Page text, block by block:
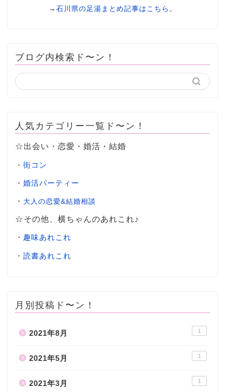
→ 石川県の足湯まとめ記事はこちら 。
ブログ内検索ド〜ン！
人気カテゴリー一覧ド〜ン！
☆出会い・恋愛・婚活・結婚
・ 街コン
・ 婚活パーティー
・ 大人の恋愛&結婚相談
☆その他、横ちゃんのあれこれ♪
・ 趣味あれこれ
・ 読書あれこれ
月別投稿ド〜ン！
2021年8月 1
2021年5月 1
2021年3月 1